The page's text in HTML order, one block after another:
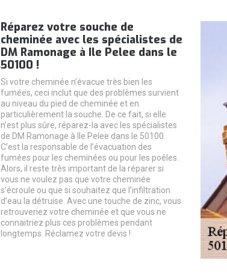
Réparez votre souche de
cheminée avec les spécialistes de
DM Ramonage à Ile Pelee dans le
50100 !
Si votre cheminée n’évacue très bien les
fumées, ceci inclut que des problèmes survient
au niveau du pied de cheminée et en
particulièrement la souche. De ce fait, si elle
n’est plus sûre, réparez-la avec les spécialistes
de DM Ramonage à Ile Pelee dans le 50100.
C’est la responsable de l’évacuation des
fumées pour les cheminées ou pour les poêles.
Alors, il reste très important de la réparer si
vous ne voulez pas que votre cheminée
s’écroule ou que si souhaitez que l’infiltration
d’eau la détruise. Avec une touche de zinc, vous
retrouveriez votre cheminée et que vous ne
connaitriez plus ces problèmes pendant
longtemps. Réclamez votre devis !